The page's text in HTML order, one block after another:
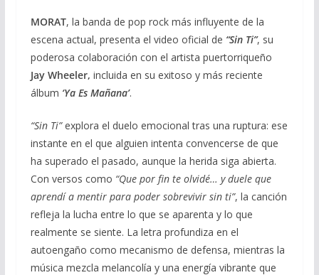
MORAT, la banda de pop rock más influyente de la
escena actual, presenta el video oficial de “Sin Ti”, su
poderosa colaboración con el artista puertorriqueño
Jay Wheeler, incluida en su exitoso y más reciente
álbum ‘Ya Es Mañana’.
“Sin Ti”explora el duelo emocional tras una ruptura: ese
instante en el que alguien intenta convencerse de que
ha superado el pasado, aunque la herida siga abierta.
Con versos como “Que por fin te olvidé… y duele que
aprendí a mentir para poder sobrevivir sin ti”, la canción
refleja la lucha entre lo que se aparenta y lo que
realmente se siente. La letra profundiza en el
autoengaño como mecanismo de defensa, mientras la
música mezcla melancolía y una energía vibrante que